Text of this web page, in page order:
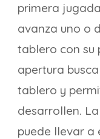
primera
avanza uno o
tablero con su
apertura
tablero y
desarrollen.
puede llevar a